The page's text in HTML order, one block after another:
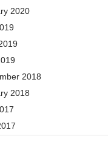
2020
2018
2018